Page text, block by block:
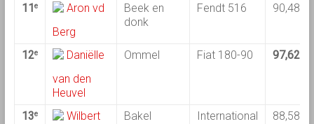
11 e
Aron vd
Berg
Beek en
donk
Fendt 516 90,48
12e
Daniëlle
van den
Heuvel
Ommel Fiat 180-90 97,62
13e
Wilbert
Bakel
International
88,58